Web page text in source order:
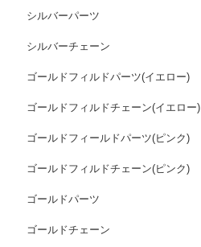
シルバーパーツ
シルバーチェーン
ゴールドフィルドパーツ(イエロー)
ゴールドフィルドチェーン(イエロー)
ゴールドフィールドパーツ(ピンク)
ゴールドフィルドチェーン(ピンク)
ゴールドパーツ
ゴールドチェーン